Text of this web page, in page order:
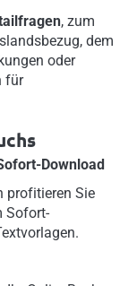
, zum
dem
oder
für
Download
profitieren Sie
Sofort-